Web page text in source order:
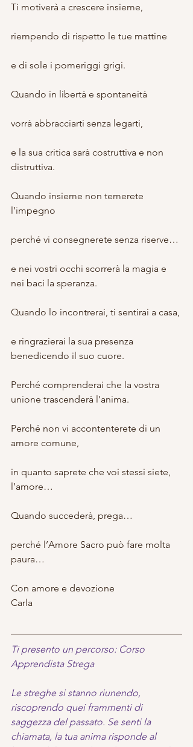
Ti motiverà a crescere insieme,
riempendo di rispetto le tue mattine
e di sole i pomeriggi grigi.
Quando in libertà e spontaneità
vorrà abbracciarti senza legarti,
e la sua critica sarà costruttiva e non
distruttiva.
Quando insieme non temerete
l’impegno
perché vi consegnerete senza riserve…
e nei vostri occhi scorrerà la magia e
nei baci la speranza.
Quando lo incontrerai, ti sentirai a casa,
e ringrazierai la sua presenza
benedicendo il suo cuore.
Perché comprenderai che la vostra
unione trascenderà l’anima.
Perché non vi accontenterete di un
amore comune,
in quanto saprete che voi stessi siete,
l’amore…
Quando succederà, prega…
perché l’Amore Sacro può fare molta
paura…
Con amore e devozione
Carla
Ti presento un percorso: Corso
Apprendista Strega
Le streghe si stanno riunendo,
riscoprendo quei frammenti di
saggezza del passato. Se senti la
chiamata, la tua anima risponde al